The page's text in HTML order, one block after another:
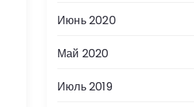
Июнь 2020
Май 2020
Июль 2019